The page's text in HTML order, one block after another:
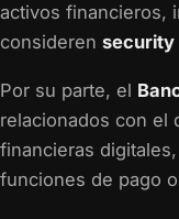
activos financieros,
consideren security
Por su parte, el
relacionados con el
financieras
funciones de pago